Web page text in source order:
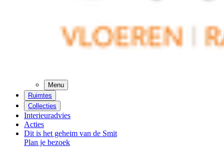
Menu
Ruimtes
Collecties
Interieuradvies
Acties
Dit is het geheim van de Smit
Plan je bezoek